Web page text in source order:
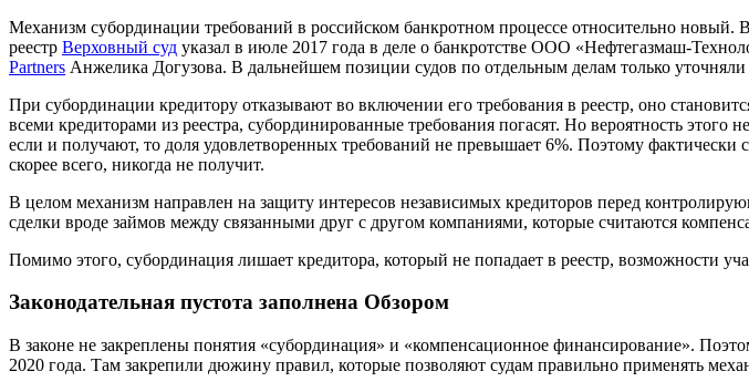
Механизм субординации требований в российском банкротном процессе относительно
реестр Верховный суд указал в июле 2017 года в деле о банкротстве ООО «Нефтегазмаш-
Partners Анжелика Догузова. В дальнейшем позиции судов по отдельным делам только
При субординации кредитору отказывают во включении его требования в реестр, оно
всеми кредиторами из реестра, субординированные требования погасят. Но вероятность этого
если и получают, то доля удовлетворенных требований не превышает 6%. Поэтому
скорее всего, никогда не получит.
В целом механизм направлен на защиту интересов независимых кредиторов перед
сделки вроде займов между связанными друг с другом компаниями, которые считаются
Помимо этого, субординация лишает кредитора, который не попадает в реестр, возможности
Законодательная пустота заполнена Обзором
В законе не закреплены понятия «субординация» и «компенсационное финансирование».
2020 года. Там закрепили дюжину правил, которые позволяют судам правильно применять